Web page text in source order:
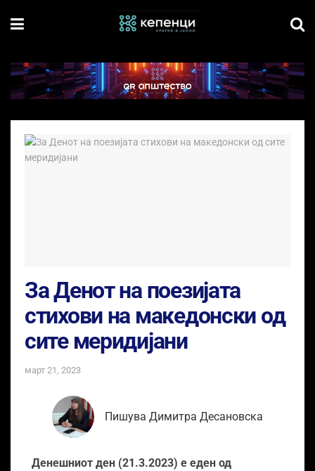
За Денот на поезијата
стихови на македонски од
сите меридијани
март 21, 2023
Пишува Димитра Десановска
Денешниот ден (21.3.2023) е еден од